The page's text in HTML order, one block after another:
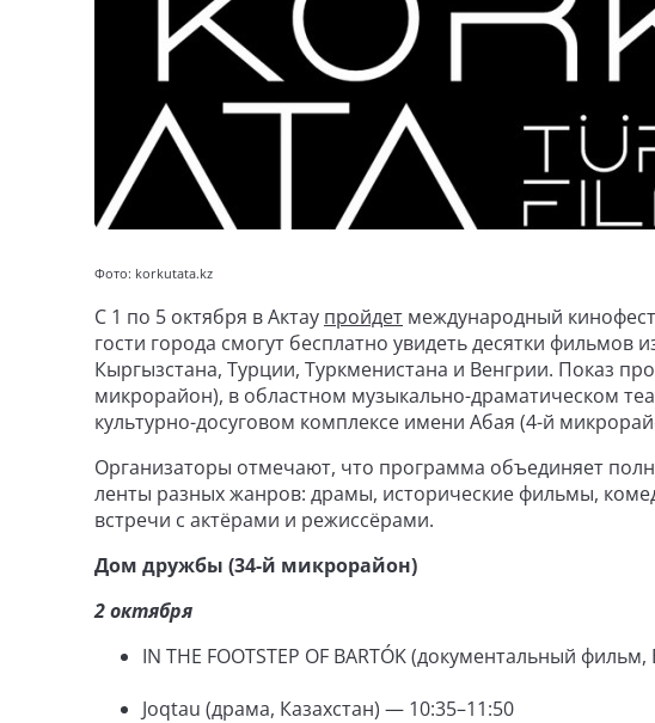
Фото: korkutata.kz
С 1 по 5 октября в Актау пройдет международный
гости города смогут бесплатно увидеть десятки фильмов
Кыргызстана, Турции, Туркменистана и Венгрии. Показ
микрорайон), в областном музыкально-драматическом
культурно-досуговом комплексе имени Абая (4-й
Организаторы отмечают, что программа объединяет
ленты разных жанров: драмы, исторические фильмы,
встречи с актёрами и режиссёрами.
Дом дружбы (34-й микрорайон)
2 октября
IN THE FOOTSTEP OF BARTÓK (документальный
Joqtau (драма, Казахстан) — 10:35–11:50